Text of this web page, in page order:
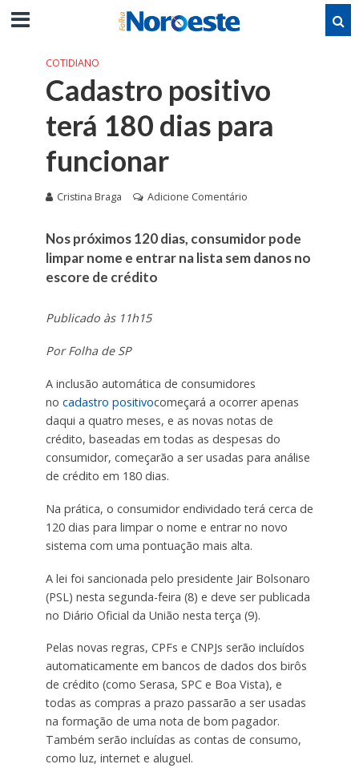
COTIDIANO
Cadastro positivo
terá 180 dias para
funcionar
Cristina Braga Adicione Comentário
Nos próximos 120 dias, consumidor pode
limpar nome e entrar na lista sem danos no
escore de crédito
Publicado às 11h15
Por Folha de SP
A inclusão automática de consumidores
no cadastro positivocomeçará a ocorrer apenas
daqui a quatro meses, e as novas notas de
crédito, baseadas em todas as despesas do
consumidor, começarão a ser usadas para análise
de crédito em 180 dias.
Na prática, o consumidor endividado terá cerca de
120 dias para limpar o nome e entrar no novo
sistema com uma pontuação mais alta.
A lei foi sancionada pelo presidente Jair Bolsonaro
(PSL) nesta segunda-feira (8) e deve ser publicada
no Diário Oficial da União nesta terça (9).
Pelas novas regras, CPFs e CNPJs serão incluídos
automaticamente em bancos de dados dos birôs
de crédito (como Serasa, SPC e Boa Vista), e
todas as compras a prazo passarão a ser usadas
na formação de uma nota de bom pagador.
Também serão incluídas as contas de consumo,
como luz, internet e aluguel.